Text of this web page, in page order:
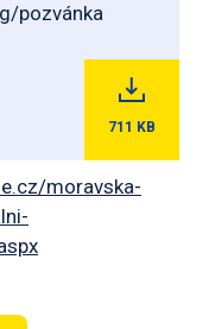
pozvánka
711 KB
moravska-